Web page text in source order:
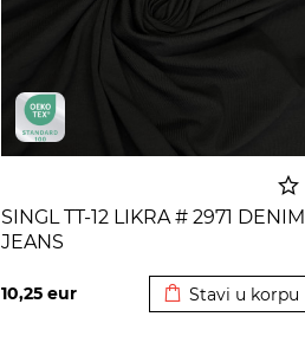
SINGL TT-12 LIKRA # 2971 DENIM
JEANS
10,25 eur Stavi u korpu